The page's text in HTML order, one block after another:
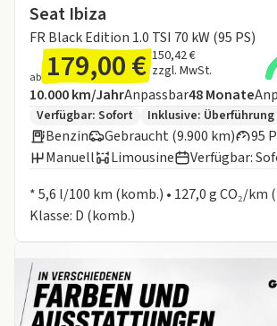
Seat Ibiza
FR Black Edition 1.0 TSI 70 kW (95 PS)
ab 179,00 € 150,42 €
zzgl. MwSt.
Angebotsdetails:
Inklusive Laufleistung
10.000 km/JahrAnpassbarLaufzeit
48Monate
Zusätzliche Fahrzeuginformationen:
Verfügbar: Sofort Inklusive: Überführung
Benzin Gebraucht (9.900 km)
95
Manuell
Limousine
Verfügbar:
* 5,6 l/100 km (komb.) • 127,0 g CO₂/km
Klasse: D (komb.)